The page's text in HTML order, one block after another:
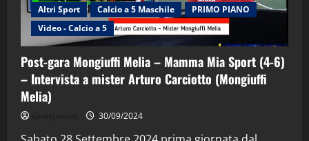
Altri Sport Calcio a 5 Maschile
PRIMO PIANO
Video - Calcio a 5
Post-gara Mongiuffi Melia – Mamma Mia Sport (4-6)
– Intervista a mister Arturo Carciotto (Mongiuffi
Melia)
30/09/2024
“SportEmpire” in Podcast: 29^ Puntata